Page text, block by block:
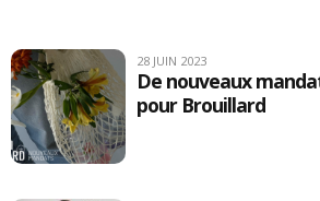
28 JUIN 2023
De nouveaux
pour Brouillard